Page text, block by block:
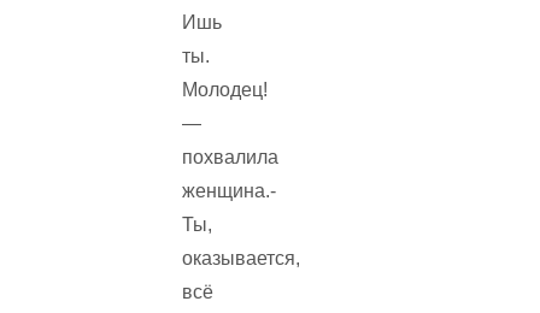
Ишь
ты.
Молодец!
—
похвалила
женщина.-
Ты,
оказывается,
всё